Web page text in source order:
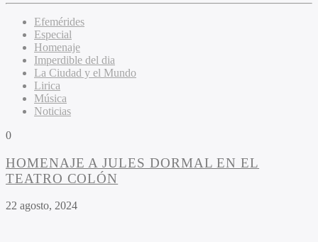
Efemérides
Especial
Homenaje
Imperdible del dia
La Ciudad y el Mundo
Lirica
Música
Noticias
0
HOMENAJE A JULES DORMAL EN EL
TEATRO COLÓN
22 agosto, 2024